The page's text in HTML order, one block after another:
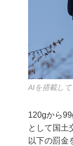
AIを搭載し
120gから
として国土
以下の罰金